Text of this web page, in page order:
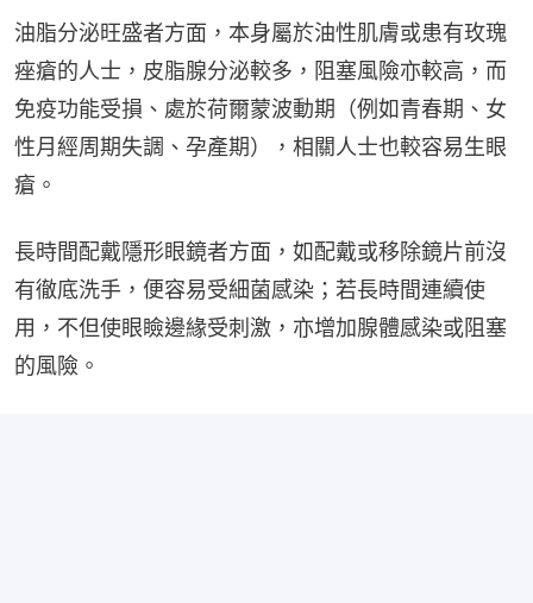
油脂分泌旺盛者方面，本身屬於油性肌膚或患有玫瑰
痤瘡的人士，皮脂腺分泌較多，阻塞風險亦較高，而
免疫功能受損、處於荷爾蒙波動期（例如青春期、女
性月經周期失調、孕產期），相關人士也較容易生眼
瘡。
長時間配戴隱形眼鏡者方面，如配戴或移除鏡片前沒
有徹底洗手，便容易受細菌感染；若長時間連續使
用，不但使眼瞼邊緣受刺激，亦增加腺體感染或阻塞
的風險。